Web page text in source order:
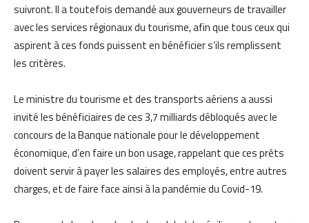
suivront. Il a toutefois demandé aux gouverneurs de travailler
avec les services régionaux du tourisme, afin que tous ceux qui
aspirent à ces fonds puissent en bénéficier s’ils remplissent
les critères.
Le ministre du tourisme et des transports aériens a aussi
invité les bénéficiaires de ces 3,7 milliards débloqués avec le
concours de la Banque nationale pour le développement
économique, d’en faire un bon usage, rappelant que ces prêts
doivent servir à payer les salaires des employés, entre autres
charges, et de faire face ainsi à la pandémie du Covid-19.